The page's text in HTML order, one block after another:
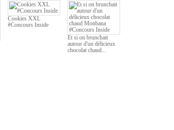
Cookies XXL
#Concours Inside
Et si on brunchait
autour d'un délicieux
chocolat chaud...